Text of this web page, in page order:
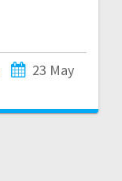
23 May